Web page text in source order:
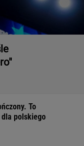
To
polskiego